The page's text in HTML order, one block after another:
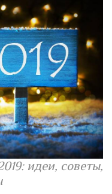
идеи, советы,